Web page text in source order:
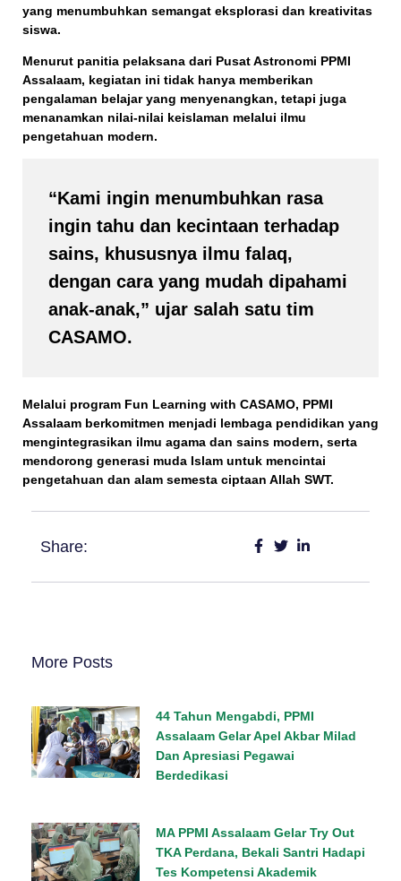
yang menumbuhkan semangat eksplorasi dan kreativitas
siswa.
Menurut panitia pelaksana dari Pusat Astronomi PPMI
Assalaam, kegiatan ini tidak hanya memberikan
pengalaman belajar yang menyenangkan, tetapi juga
menanamkan nilai-nilai keislaman melalui ilmu
pengetahuan modern.
“Kami ingin menumbuhkan rasa
ingin tahu dan kecintaan terhadap
sains, khususnya ilmu falaq,
dengan cara yang mudah dipahami
anak-anak,” ujar salah satu tim
CASAMO.
Melalui program Fun Learning with CASAMO, PPMI
Assalaam berkomitmen menjadi lembaga pendidikan yang
mengintegrasikan ilmu agama dan sains modern, serta
mendorong generasi muda Islam untuk mencintai
pengetahuan dan alam semesta ciptaan Allah SWT.
Share:
More Posts
44 Tahun Mengabdi, PPMI
Assalaam Gelar Apel Akbar Milad
Dan Apresiasi Pegawai
Berdedikasi
MA PPMI Assalaam Gelar Try Out
TKA Perdana, Bekali Santri Hadapi
Tes Kompetensi Akademik